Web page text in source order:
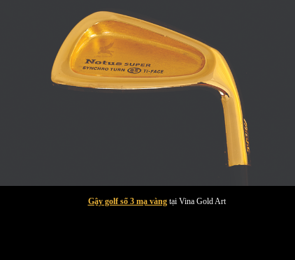
Gậy golf số 3 mạ vàngtại Vina Gold Art